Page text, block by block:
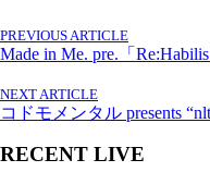
PREVIOUS ARTICLE
Made in Me. pre.「Re:Habilis
NEXT ARTICLE
コドモメンタル presents
RECENT LIVE